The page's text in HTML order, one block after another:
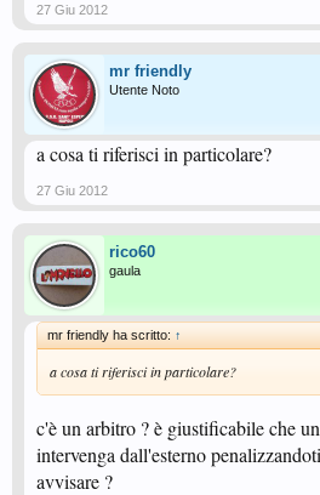
27 Giu 2012
mr friendly
Utente Noto
a cosa ti riferisci in particolare?
27 Giu 2012
rico60
gaula
mr friendly ha scritto: ↑
a cosa ti riferisci in particolare?
c'è un arbitro ? è giustificabile che
intervenga dall'esterno
avvisare ?